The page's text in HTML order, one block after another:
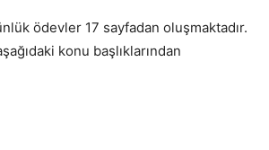
ödevler 17 sayfadan oluşmaktadır.
konu başlıklarından